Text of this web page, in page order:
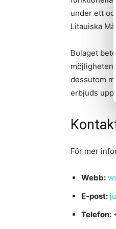
under ett
Litauiska
Bolaget
möjligheten
dessutom
erbjuds upp
För mer
Webb:
E-post:
Telefon: